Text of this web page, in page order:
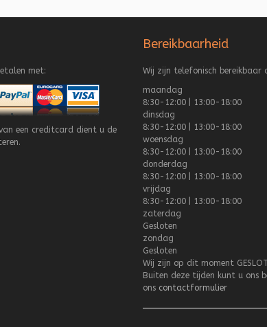
met:
een creditcard dient u de
Bereikbaarheid
Wij zijn telefonisch bereikbaar
maandag
8:30-12:00 | 13:00-18:00
dinsdag
8:30-12:00 | 13:00-18:00
woensdag
8:30-12:00 | 13:00-18:00
donderdag
8:30-12:00 | 13:00-18:00
vrijdag
8:30-12:00 | 13:00-18:00
zaterdag
Gesloten
zondag
Gesloten
Wij zijn op dit moment
Buiten deze tijden kunt u ons
ons contactformulier